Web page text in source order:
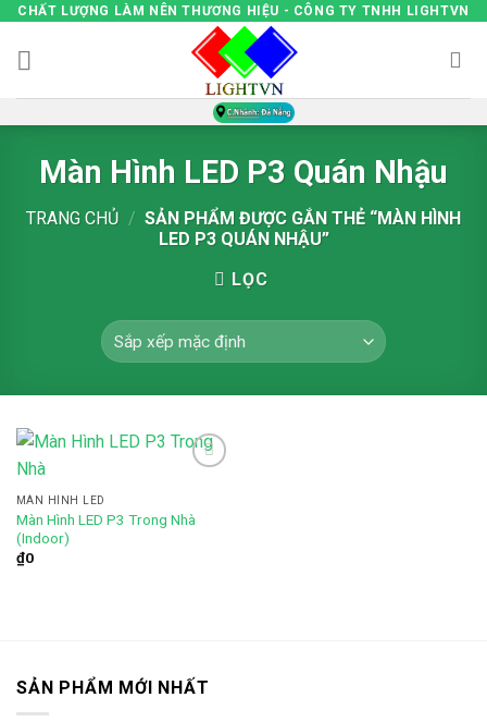
Skip
content
CHẤT LƯỢNG LÀM NÊN THƯƠNG HIỆU - CÔNG TY TNHH LIGHTVN
Màn Hình LED P3 Quán Nhậu
TRANG CHỦ / SẢN PHẨM ĐƯỢC GẮN THẺ “MÀN HÌNH
LED P3 QUÁN NHẬU”
LỌC
Add to
MÀN HÌNH LED
Màn Hình LED P3 Trong Nhà
(Indoor)
₫0
SẢN PHẨM MỚI NHẤT